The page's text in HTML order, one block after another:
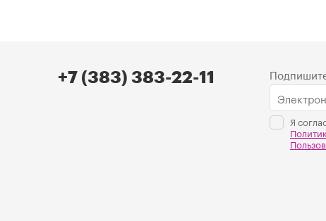
+7 (383) 383-22-11
Я